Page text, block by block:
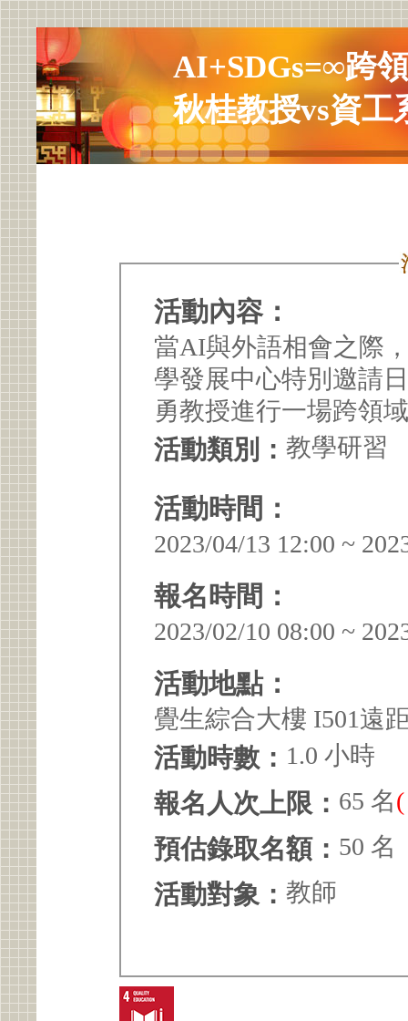
AI+SDGs=∞跨
秋桂教授vs資工
活動內容：
當AI與外語相會之際
學發展中心特別邀請
勇教授進行一場跨領
活動類別： 教學研習
活動時間：
2023/04/13 12:00 ~
報名時間：
2023/02/10 08:00 ~
活動地點：
覺生綜合大樓 I501遠
活動時數： 1.0 小時
報名人次上限： 65 名
預估錄取名額： 50 名
活動對象： 教師